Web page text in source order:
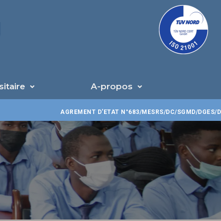
A-propos
AGREMENT D'ETAT N°683/MESRS/DC/SGMD/DGES/